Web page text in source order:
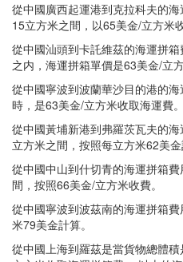
從中國廣西起運港到克拉科夫的
15立方米之間，以65美金/立方米收
從中國汕頭到卡託維茲的海運拼
之内，海運拼箱單價是63美金/立方
從中國寧波到波蘭華沙目的港的
時，是63美金/立方米收取海運費。
從中國黃埔新港到弗羅茨瓦夫的
立方米之間，按照每立方米62美金
從中國中山到什切青的海運拼箱
間，按照66美金/立方米收費。
從中國寧波到波茲南的海運拼箱
米79美金計算。
從中國上海到羅茲是當貨物總體